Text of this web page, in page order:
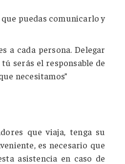
puedas comunicarlo y
a cada persona. Delegar
serás el responsable de
necesitamos”
que viaja, tenga su
es necesario que
asistencia en caso de